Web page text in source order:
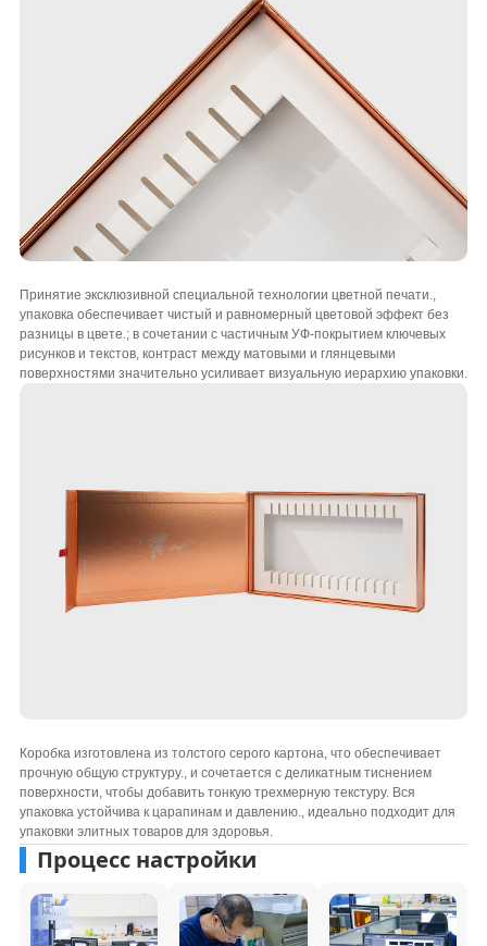
Принятие эксклюзивной специальной технологии цветной печати.,
упаковка обеспечивает чистый и равномерный цветовой эффект без
разницы в цвете.; в сочетании с частичным УФ-покрытием ключевых
рисунков и текстов, контраст между матовыми и глянцевыми
поверхностями значительно усиливает визуальную иерархию упаковки.
Коробка изготовлена ​​из толстого серого картона, что обеспечивает
прочную общую структуру., и сочетается с деликатным тиснением
поверхности, чтобы добавить тонкую трехмерную текстуру. Вся
упаковка устойчива к царапинам и давлению., идеально подходит для
упаковки элитных товаров для здоровья.
Процесс настройки